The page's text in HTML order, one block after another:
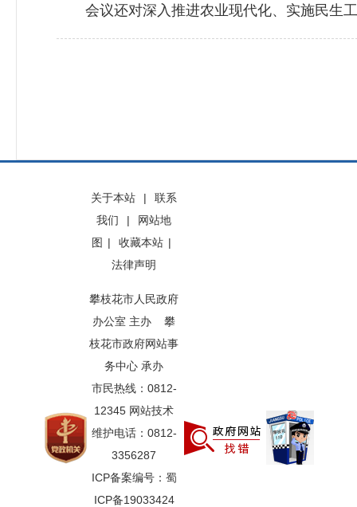
会议还对深入推进农业现代化、实施民生工
关于本站 |
联系
我们
|
网站地
图 | 收藏本站 |
法律声明
攀枝花市人民政府
办公室 主办 攀
枝花市政府网站事
务中心 承办
市民热线：0812-
12345 网站技术
维护电话：0812-
3356287
ICP备案编号：蜀
ICP备19033424